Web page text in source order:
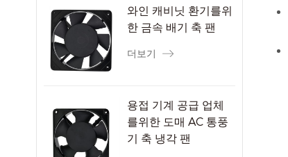
와인 캐비닛 환기를위
한 금속 배기 축 팬
더보기
용접 기계 공급 업체
를위한 도매 AC 통풍
기 축 냉각 팬